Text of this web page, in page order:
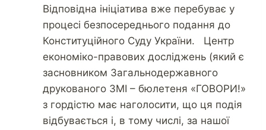
Відповідна ініціатива вже перебуває у
процесі безпосереднього подання до
Конституційного Суду України. Центр
економіко-правових досліджень (який є
засновником Загальнодержавного
друкованого ЗМІ – бюлетеня «ГОВОРИ!»
з гордістю має наголосити, що ця подія
відбувається і, в тому числі, за нашої